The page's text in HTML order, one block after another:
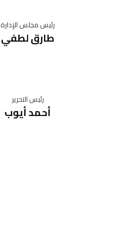
رئيس مجلس الإدارة
طارق لطفي
رئيس التحرير
أحمد أيوب